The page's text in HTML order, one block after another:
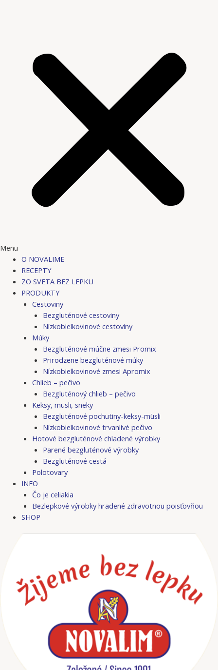
Menu
O NOVALIME
RECEPTY
ZO SVETA BEZ LEPKU
PRODUKTY
Cestoviny
Bezgluténové cestoviny
Nízkobielkovinové cestoviny
Múky
Bezgluténové múčne zmesi Promix
Prirodzene bezgluténové múky
Nízkobielkovinové zmesi Apromix
Chlieb – pečivo
Bezgluténový chlieb – pečivo
Keksy, müsli, sneky
Bezgluténové pochutiny-keksy-müsli
Nízkobielkovinové trvanlivé pečivo
Hotové bezgluténové chladené výrobky
Parené bezgluténové výrobky
Bezgluténové cestá
Polotovary
INFO
Čo je celiakia
Bezlepkové výrobky hradené zdravotnou poisťovňou
SHOP